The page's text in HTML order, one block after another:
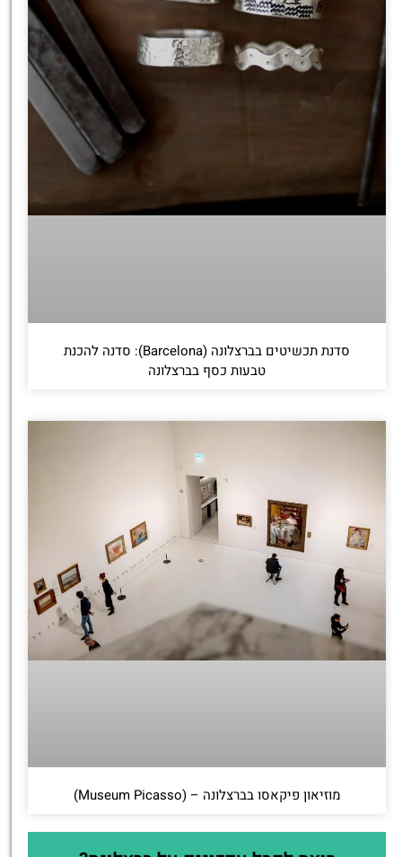
סדנת תכשיטים בברצלונה (Barcelona): סדנה להכנת
טבעות כסף בברצלונה
מוזיאון פיקאסו בברצלונה – (Museum Picasso)